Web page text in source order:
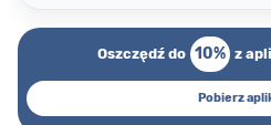
Oszczędź do 10% z
Pobierz